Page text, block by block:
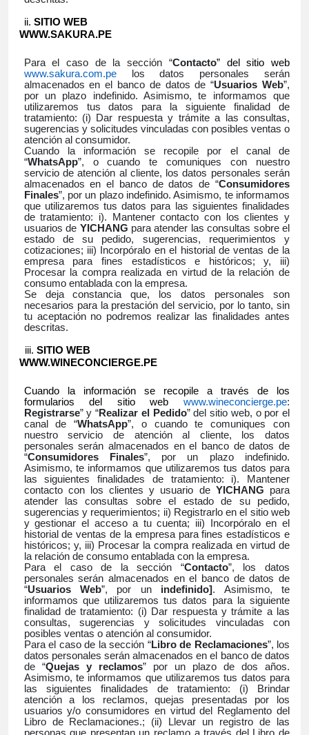
SITIO WEB
WWW.SAKURA.PE
Para el caso de la sección “Contacto” del sitio web
www.sakura.com.pe
los datos personales serán
almacenados en el banco de datos de “Usuarios Web”,
por un plazo indefinido. Asimismo, te informamos que
utilizaremos tus datos para la siguiente finalidad de
tratamiento: (i) Dar respuesta y trámite a las consultas,
sugerencias y solicitudes vinculadas con posibles ventas o
atención al consumidor.
Cuando la información se recopile por el canal de
“WhatsApp”, o cuando te comuniques con nuestro
servicio de atención al cliente, los datos personales serán
almacenados en el banco de datos de “Consumidores
Finales”, por un plazo indefinido. Asimismo, te informamos
que utilizaremos tus datos para las siguientes finalidades
de tratamiento: i). Mantener contacto con los clientes y
usuarios de YICHANG para atender las consultas sobre el
estado de su pedido, sugerencias, requerimientos y
cotizaciones; iii) Incorpóralo en el historial de ventas de la
empresa para fines estadísticos e históricos; y, iii)
Procesar la compra realizada en virtud de la relación de
consumo entablada con la empresa.
Se deja constancia que, los datos personales son
necesarios para la prestación del servicio, por lo tanto, sin
tu aceptación no podremos realizar las finalidades antes
descritas.
SITIO WEB
WWW.WINECONCIERGE.PE
Cuando la información se recopile a través de los
formularios del sitio web www.wineconcierge.pe:
Registrarse” y “Realizar el Pedido” del sitio web, o por el
canal de “WhatsApp”, o cuando te comuniques con
nuestro servicio de atención al cliente, los datos
personales serán almacenados en el banco de datos de
“Consumidores Finales”, por un plazo indefinido.
Asimismo, te informamos que utilizaremos tus datos para
las siguientes finalidades de tratamiento: i). Mantener
contacto con los clientes y usuario de YICHANG para
atender las consultas sobre el estado de su pedido,
sugerencias y requerimientos; ii) Registrarlo en el sitio web
y gestionar el acceso a tu cuenta; iii) Incorpóralo en el
historial de ventas de la empresa para fines estadísticos e
históricos; y, iii) Procesar la compra realizada en virtud de
la relación de consumo entablada con la empresa.
Para el caso de la sección “Contacto”, los datos
personales serán almacenados en el banco de datos de
“Usuarios Web”, por un indefinido]. Asimismo, te
informamos que utilizaremos tus datos para la siguiente
finalidad de tratamiento: (i) Dar respuesta y trámite a las
consultas, sugerencias y solicitudes vinculadas con
posibles ventas o atención al consumidor.
Para el caso de la sección “Libro de Reclamaciones”, los
datos personales serán almacenados en el banco de datos
de “Quejas y reclamos” por un plazo de dos años.
Asimismo, te informamos que utilizaremos tus datos para
las siguientes finalidades de tratamiento: (i) Brindar
atención a los reclamos, quejas presentadas por los
usuarios y/o consumidores en virtud del Reglamento del
Libro de Reclamaciones.; (ii) Llevar un registro de las